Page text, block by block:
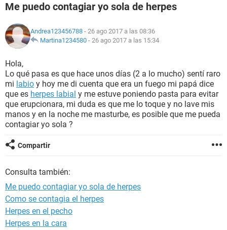
FAMILIA
NUTRICIÓN
BIENESTAR
SEXUALIDAD
GLOSARIO
Me puedo contagiar yo sola de herpes
Andrea123456788 - 26 ago 2017 a las 08:36
Martina1234580 - 26 ago 2017 a las 15:34
Hola,
Lo qué pasa es que hace unos días (2 a lo mucho) sentí raro
mi labio y hoy me di cuenta que era un fuego mi papá dice
que es herpes labial y me estuve poniendo pasta para evitar
que erupcionara, mi duda es que me lo toque y no lave mis
manos y en la noche me masturbe, es posible que me pueda
contagiar yo sola ?
Compartir
Consulta también:
Me puedo contagiar yo sola de herpes
Como se contagia el herpes
Herpes en el pecho
Herpes en la cara